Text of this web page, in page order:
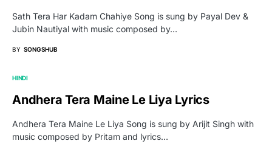
Sath Tera Har Kadam Chahiye Song is sung by Payal Dev &
Jubin Nautiyal with music composed by…
BY SONGSHUB
HINDI
Andhera Tera Maine Le Liya Lyrics
Andhera Tera Maine Le Liya Song is sung by Arijit Singh with
music composed by Pritam and lyrics…